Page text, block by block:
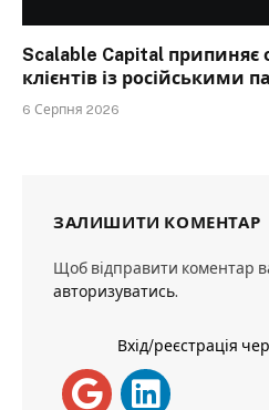
Scalable Capital припиняє
клієнтів із російськими
6 Серпня 2026
ЗАЛИШИТИ КОМЕНТАР
Щоб відправити коментар
авторизуватись.
Вхід/реєстрація